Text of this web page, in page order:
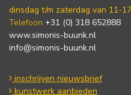
dinsdag t/m zaterdag van 11-
Telefoon +31 (0) 318 652888
www.simonis-buunk.nl
info@simonis-buunk.nl
inschrijven nieuwsbrief
kunstwerk aanbieden